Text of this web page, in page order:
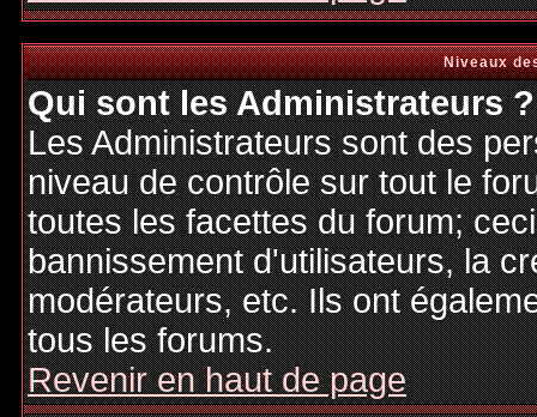
Niveaux
Qui sont les Administrateurs ?
Les Administrateurs sont des
niveau de contrôle sur tout le
toutes les facettes du forum;
bannissement d'utilisateurs, la
modérateurs, etc. Ils ont
tous les forums.
Revenir en haut de page